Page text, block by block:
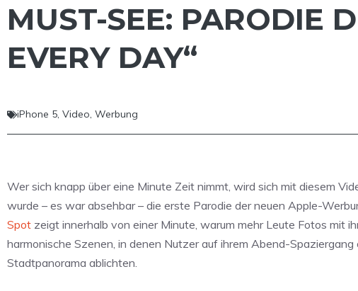
MUST-SEE: PARODIE
EVERY DAY“
iPhone 5, Video, Werbung
Wer sich knapp über eine Minute Zeit nimmt, wird sich mit diesem
wurde – es war absehbar – die erste Parodie der neuen Apple-
Spot zeigt innerhalb von einer Minute, warum mehr Leute Fotos mit
harmonische Szenen, in denen Nutzer auf ihrem Abend-
Stadtpanorama ablichten.